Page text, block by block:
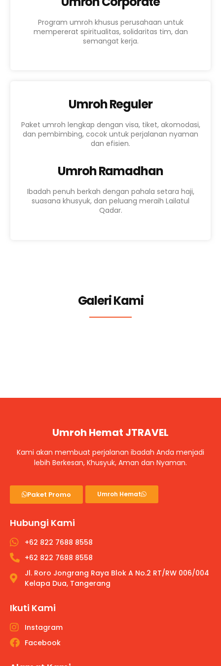
Program umroh khusus perusahaan untuk
mempererat spiritualitas, solidaritas tim, dan
semangat kerja.
Umroh Reguler
Paket umroh lengkap dengan visa, tiket, akomodasi,
dan pembimbing, cocok untuk perjalanan nyaman
dan efisien.
Umroh Ramadhan
Ibadah penuh berkah dengan pahala setara haji,
suasana khusyuk, dan peluang meraih Lailatul
Qadar.
Galeri Kami
Umroh Hemat JTRAVEL
Kami akan membuat perjalanan ibadah Anda menjadi
lebih Berkesan, Khusyuk, Aman dan Nyaman.
Paket Promo Umroh Hemat
Hubungi Kami
+62 822 7688 8558
+62 822 7688 8558
Jl. Roro Jongrang Raya Blok A No.2 RT/RW 006/004
Kelapa Dua, Tangerang
Ikuti Kami
Instagram
Facebook